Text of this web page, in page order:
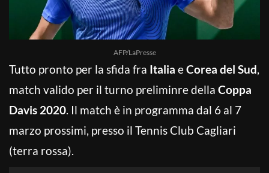
AFP/LaPresse
Tutto pronto per la sfida fra Italia eCorea del Sud,
match valido per il turno preliminre della Coppa
Davis 2020. Il match è in programma dal 6 al 7
marzo prossimi, presso il Tennis Club Cagliari
(terra rossa).